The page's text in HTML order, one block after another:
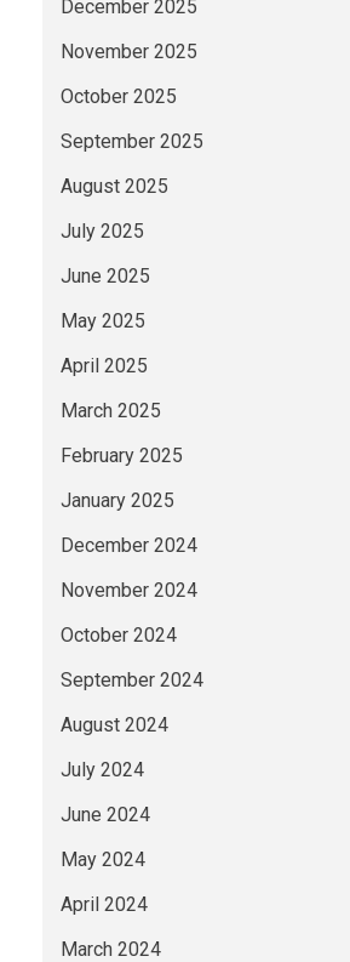
December 2025
November 2025
October 2025
September 2025
August 2025
July 2025
June 2025
May 2025
April 2025
March 2025
February 2025
January 2025
December 2024
November 2024
October 2024
September 2024
August 2024
July 2024
June 2024
May 2024
April 2024
March 2024